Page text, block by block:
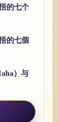
的七个
的七個
）与